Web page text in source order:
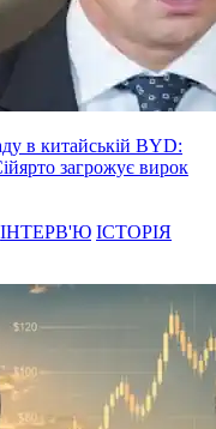
в китайській BYD:
загрожує вирок
ІНТЕРВ'Ю ІСТОРІЯ